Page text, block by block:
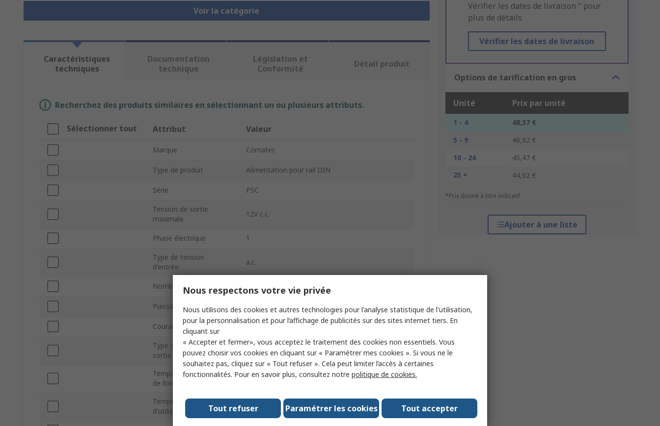
Voir la catégorie
Vérifier les dates de livraison " pour
plus de détails
Vérifier les dates de livraison
Options de tarification en gros
Unité Prix par unité
1 - 4
48,37 €
5 - 9
46,92 €
10 - 24
45,47 €
25 +
44,02 €
*Prix donné à titre indicatif
Ajouter à une liste
Caractéristiques
techniques
Documentation
technique
Législation et
Conformité
Détail produit
Recherchez des produits similaires en sélectionnant un ou plusieurs attributs.
Sélectionner tout Attribut Valeur
Marque Comatec
Type de produit Alimentation pour rail DIN
Série PSC
Tension de sortie
maximale
12V c.c.
Phase électrique 1
Type de tension
d'entrée
a.c.
Nombre de sorties
Puissance 48W
Courant de sortie
Type de tension de
sortie
CC
Température minimum
de fonctionnement
-10°C
Température
d'utilisation maximum
50°C
Nous respectons votre vie privée
Nous utilisons des cookies et autres technologies pour l'analyse statistique de l'utilisation,
pour la personnalisation et pour l’affichage de publicités sur des sites internet tiers. En
cliquant sur
« Accepter et fermer», vous acceptez le traitement des cookies non essentiels. Vous
pouvez choisir vos cookies en cliquant sur « Paramétrer mes cookies ». Si vous ne le
souhaitez pas, cliquez sur « Tout refuser ». Cela peut limiter l’accès à certaines
fonctionnalités. Pour en savoir plus, consultez notre politique de cookies.
Tout accepter
Paramétrer les cookies
Tout refuser